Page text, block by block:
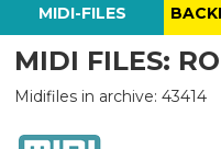
MIDI-FILES
MIDI FILES:
Midifiles in archive: 43414